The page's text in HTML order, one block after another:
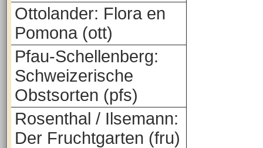
Ottolander: Flora en
Pomona (ott)
Pfau-Schellenberg:
Schweizerische
Obstsorten (pfs)
Rosenthal / Ilsemann:
Der Fruchtgarten (fru)